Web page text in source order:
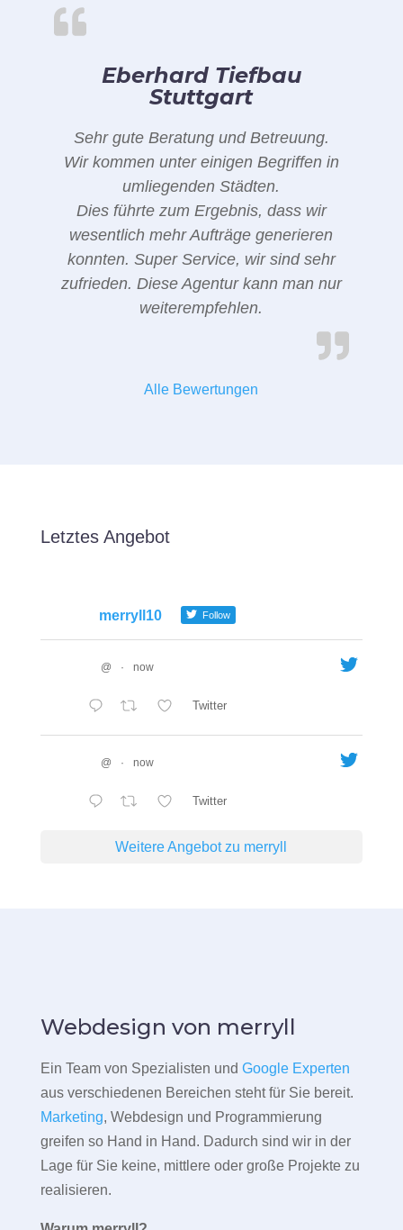
Eberhard Tiefbau
Stuttgart
Sehr gute Beratung und Betreuung.
Wir kommen unter einigen Begriffen in
umliegenden Städten.
Dies führte zum Ergebnis, dass wir
wesentlich mehr Aufträge generieren
konnten. Super Service, wir sind sehr
zufrieden. Diese Agentur kann man nur
weiterempfehlen.
Alle Bewertungen
Letztes Angebot
merryll10 Follow
@ · now
Twitter
@ · now
Twitter
Weitere Angebot zu merryll
Webdesign von merryll
Ein Team von Spezialisten und Google Experten
aus verschiedenen Bereichen steht für Sie bereit.
Marketing, Webdesign und Programmierung
greifen so Hand in Hand. Dadurch sind wir in der
Lage für Sie keine, mittlere oder große Projekte zu
realisieren.